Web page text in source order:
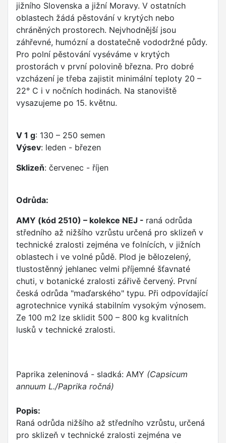
jižního Slovenska a jižní Moravy. V ostatních
oblastech žádá pěstování v krytých nebo
chráněných prostorech. Nejvhodnější jsou
záhřevné, humózní a dostatečně vododržné půdy.
Pro polní pěstování vyséváme v krytých
prostorách v první polovině března. Pro dobré
vzcházení je třeba zajistit minimální teploty 20 –
22° C i v nočních hodinách. Na stanoviště
vysazujeme po 15. květnu.
V 1 g: 130 – 250 semen
Výsev: leden - březen
Sklizeň: červenec - říjen
Odrůda:
AMY (kód 2510) – kolekce NEJ - raná odrůda
středního až nižšího vzrůstu určená pro sklizeň v
technické zralosti zejména ve folnících, v jižních
oblastech i ve volné půdě. Plod je bělozelený,
tlustostěnný jehlanec velmi příjemné šťavnaté
chuti, v botanické zralosti zářivě červený. První
česká odrůda "maďarského" typu. Při odpovídající
agrotechnice vyniká stabilním vysokým výnosem.
Ze 100 m2 lze sklidit 500 – 800 kg kvalitních
lusků v technické zralosti.
Paprika zeleninová - sladká: AMY (Capsicum
annuum L./Paprika ročná)
Popis:
Raná odrůda nižšího až středního vzrůstu, určená
pro sklizeň v technické zralosti zejména ve